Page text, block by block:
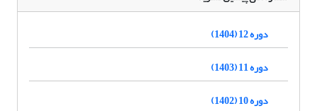
دوره 12 (1404)
دوره 11 (1403)
دوره 10 (1402)